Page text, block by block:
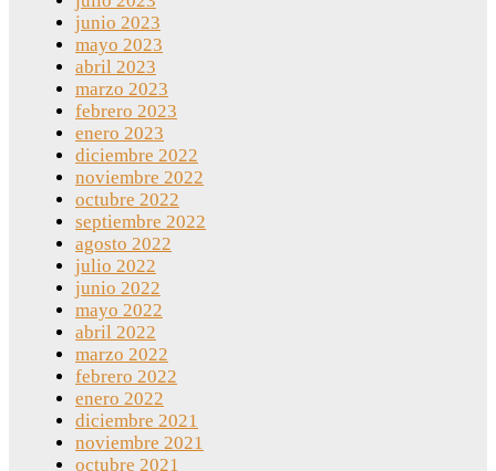
junio 2023
mayo 2023
abril 2023
marzo 2023
febrero 2023
enero 2023
diciembre 2022
noviembre 2022
octubre 2022
septiembre 2022
agosto 2022
julio 2022
junio 2022
mayo 2022
abril 2022
marzo 2022
febrero 2022
enero 2022
diciembre 2021
noviembre 2021
octubre 2021